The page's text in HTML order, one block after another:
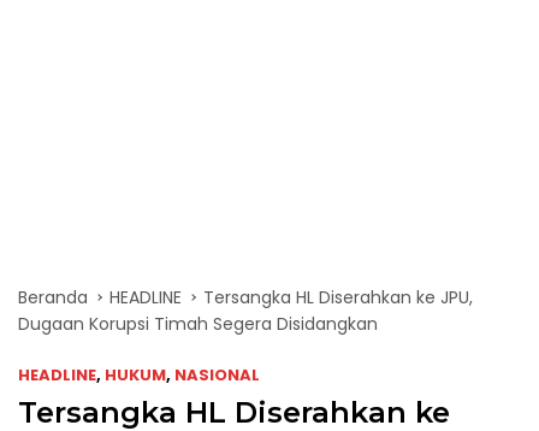
Beranda HEADLINE
Tersangka HL Diserahkan ke JPU,
Dugaan Korupsi Timah Segera Disidangkan
HEADLINE, HUKUM, NASIONAL
Tersangka HL Diserahkan ke